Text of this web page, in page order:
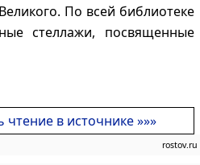
По всей библиотеке
стеллажи, посвященные
в источнике »»»
rostov.ru